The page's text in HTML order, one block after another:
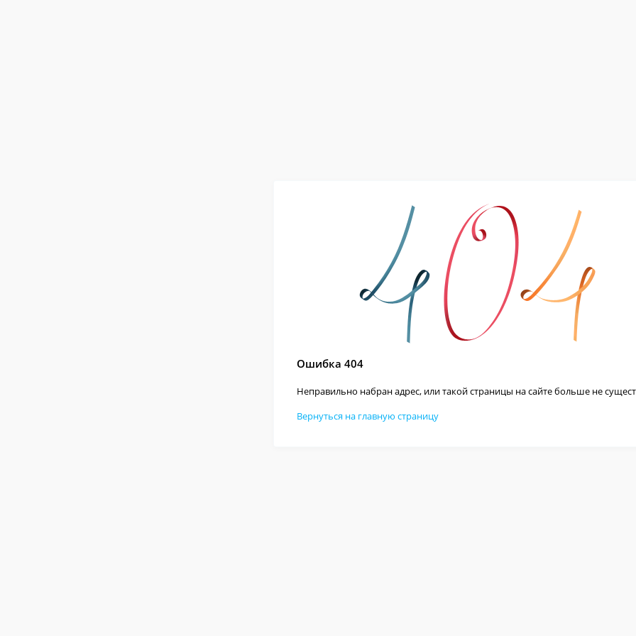
Ошибка 404
Неправильно набран адрес, или такой страницы на сайте больше не
Вернуться на главную страницу